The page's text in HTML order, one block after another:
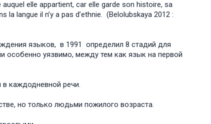
elle appartient, car elle garde son histoire, sa
langue il n’y a pas d’ethnie. (Belolubskaya 2012 :
языков, в 1991 определил 8 стадий для
особенно уязвимо, между тем как язык на первой
в каждодневной речи.
но только людьми пожилого возраста.